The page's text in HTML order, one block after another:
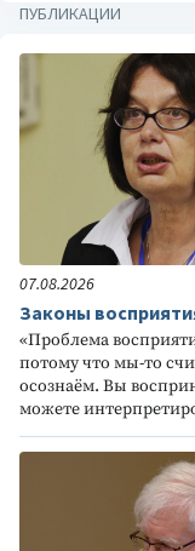
ПУБЛИКАЦИИ
07.08.2026
Законы
«Проблема
потому что мы-то
осознаём. Вы
можете